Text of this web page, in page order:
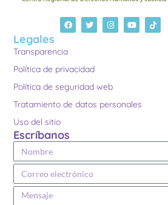
Legales
Transparencia
Política de privacidad
Política de seguridad web
Tratamiento de datos personales
Uso del sitio
Escríbanos